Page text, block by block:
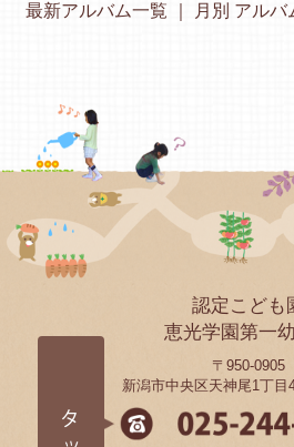
最新アルバム一覧 月別 アルバ
認定こども
恵光学園第一
〒950-0905
新潟市中央区天神尾1丁目